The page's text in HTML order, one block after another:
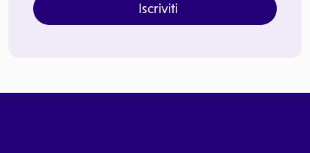
Iscriviti